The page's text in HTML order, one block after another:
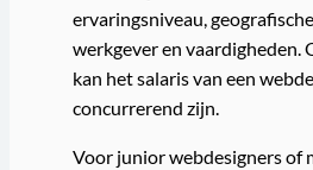
ervaringsniveau,
werkgever en vaardigheden.
kan het salaris van een
concurrerend zijn.
Voor junior webdesigners of